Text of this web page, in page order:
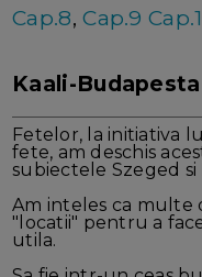
Cap.8,Cap.9
Kaali-Budapesta
Fetelor, la initiativa
fete, am deschis
subiectele Szeged si
Am inteles ca multe
"locatii" pentru a
utila.